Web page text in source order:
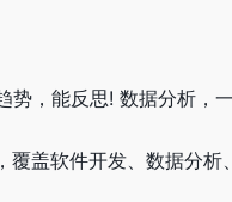
，能反思! 数据分析，
盖软件开发、数据分析